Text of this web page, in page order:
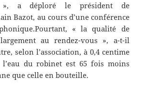
a déploré le président de
Bazot, au cours d’une conférence
« la qualité de
au rendez-vous », a-t-il
selon l’association, à 0,4 centime
du robinet est 65 fois moins
que celle en bouteille.